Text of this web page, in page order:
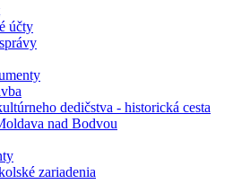
účty
dedičstva - historická cesta
nad Bodvou
zariadenia